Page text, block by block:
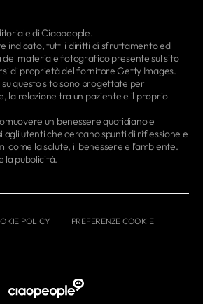
di Ciaopeople.
indicato, tutti i diritti di sfruttamento ed
del materiale fotografico presente sul sito
di proprietà del fornitore Getty Images.
questo sito sono progettate per
la relazione tra un paziente e il proprio
un benessere quotidiano e
agli utenti che cercano spunti di riflessione e
come la salute, il benessere e l’ambiente.
la pubblicità.
POLICY PREFERENZE COOKIE